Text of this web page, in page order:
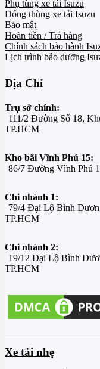
Phụ tùng xe tải Isuzu
Đóng thùng xe tải Isuzu
Bảo mật
Hoàn tiền / Trả hàng
Chính sách bảo hành
Lịch trình bảo dưỡng
Địa Chỉ
Trụ sở chính:
111/2 Đường Số 18,
TP.HCM
Kho bãi Vĩnh Phú 15:
86/7 Đường Vĩnh Phú
Chi nhánh 1:
79/4 Đại Lộ Bình
TP.HCM
Chi nhánh 2:
19/12 Đại Lộ Bình
TP.HCM
Xe tải nhẹ